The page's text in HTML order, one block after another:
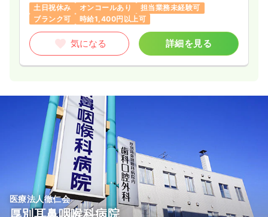
土日祝休み
オンコールあり
担当業務未経験可
ブランク可
時給1,400円以上可
気になる 詳細を見る
医療法人徹仁会
厚別耳鼻咽喉科病院